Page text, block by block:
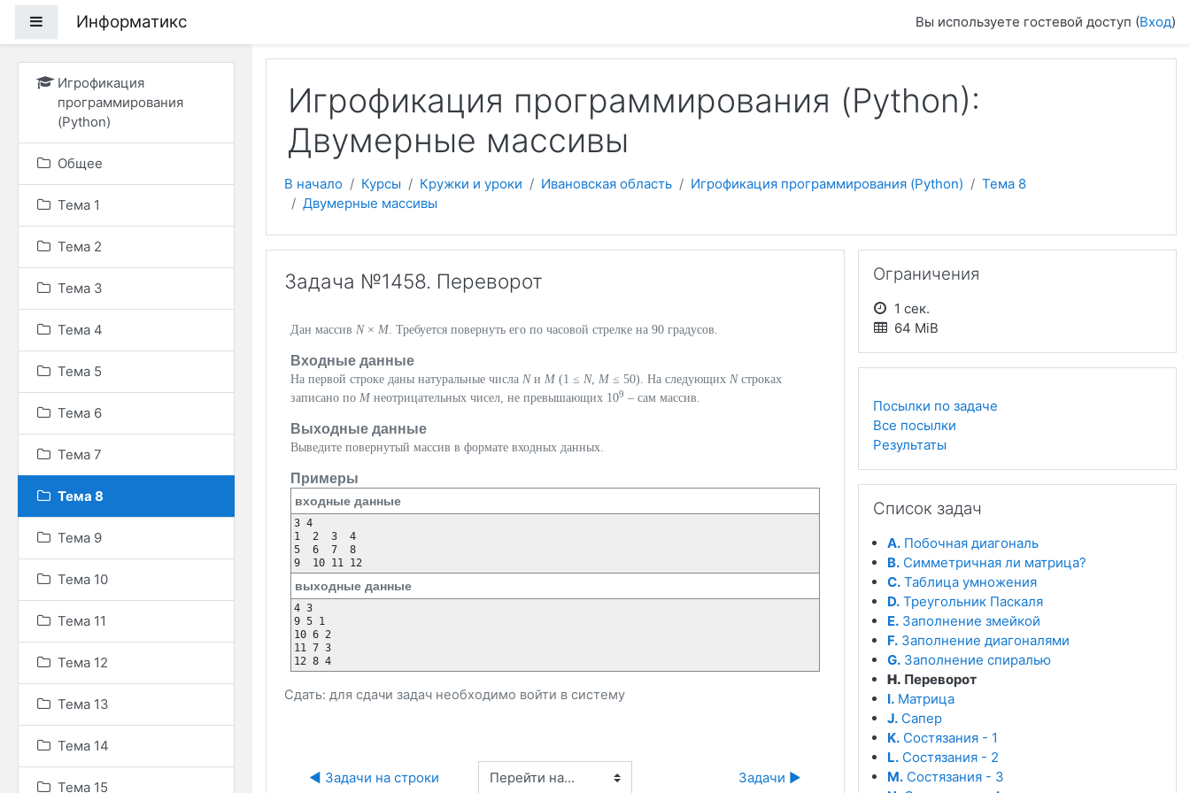
Боковая панель
Информатикс Вы используете гостевой доступ (Вход)
Игрофикация
программирования
(Python)
Общее
Тема 1
Тема 2
Тема 3
Тема 4
Тема 5
Тема 6
Тема 7
Тема 8
Тема 9
Тема 10
Тема 11
Тема 12
Тема 13
Тема 14
Тема 15
Игрофикация программирования (Python):
Двумерные массивы
В начало Курсы Кружки и уроки Ивановская область Игрофикация программирования (Python)
Тема 8
Двумерные массивы
Задача №1458. Переворот
Дан массив N× M. Требуется повернуть его по часовой стрелке на 90 градусов.
Входные данные
На первой строке даны натуральные числа Nи M (1 ≤ N, M ≤ 50). На следующих Nстроках
записано по M неотрицательных чисел, не превышающих 109 – сам массив.
Выходные данные
Выведите повернутый массив в формате входных данных.
Примеры
входные данные
3 4
1  2  3  4
5  6  7  8
выходные данные
4 3
9 5 1
10 6 2
11 7 3
Сдать: для сдачи задач необходимо войти в систему
◀︎ Задачи на строкиПерейти на... Задачи ▶︎
Ограничения
1 сек.
64 MiB
Посылки по задаче
Все посылки
Результаты
Список задач
A. Побочная диагональ
B. Симметричная ли матрица?
C. Таблица умножения
D. Треугольник Паскаля
E. Заполнение змейкой
F. Заполнение диагоналями
G. Заполнение спиралью
H. Переворот
I. Матрица
J. Сапер
K. Состязания - 1
L. Состязания - 2
M. Состязания - 3